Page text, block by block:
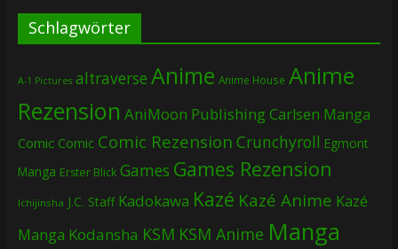
Schlagwörter
A-1 Pictures altraverse Anime Anime House Anime
Rezension AniMoon PublishingCarlsen Manga
Comic Comic Comic Rezension Crunchyroll Egmont
Manga Erster Blick Games Games Rezension
Ichijinsha J.C. Staff Kadokawa Kazé Kazé Anime Kazé
Manga Kodansha KSM KSM Anime Manga